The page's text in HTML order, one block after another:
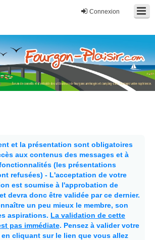
Connexion
d'entraide des utilisateurs de fourgons, fourgons
camping-car. Partagez votre expérience.
et la présentation sont obligatoires
aux contenus des messages et à
(les présentations
refusées) - L'acceptation de votre
est soumise à l'approbation de
devra donc être validée par ce dernier.
un peu mieux le membre, son
aspirations. La validation de cette
pas immédiate. Pensez à valider votre
en cliquant sur le lien que vous allez